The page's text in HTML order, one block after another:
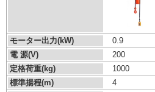
モーター出力(kW)
0.9
電 源(V)
200
定格荷重(kg)
1000
標準揚程(m)
4